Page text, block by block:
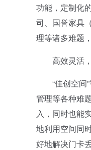
功能，定制化
司、国誉家具
理等诸多难题
高效灵活，
“佳创空间”
管理等各种难
入，同时也能
地利用空间同
好地解决门卡